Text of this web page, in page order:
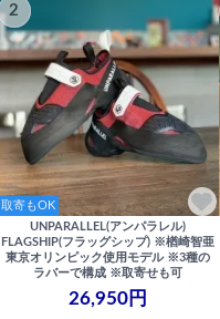
2
取寄もOK
UNPARALLEL(アンパラレル)
FLAGSHIP(フラッグシップ) ※楢崎智亜
東京オリンピック使用モデル ※3種の
ラバーで構成 ※取寄せも可
26,950円